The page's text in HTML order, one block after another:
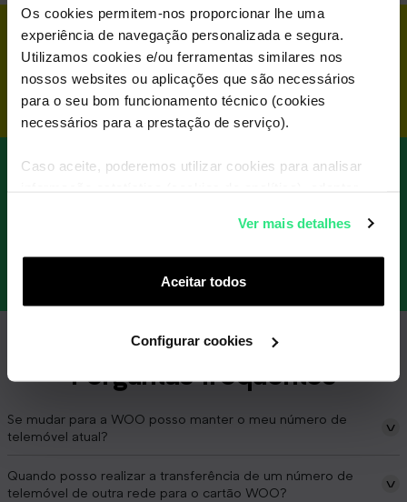
Os cookies permitem-nos proporcionar lhe uma
experiência de navegação personalizada e segura.
Utilizamos cookies e/ou ferramentas similares nos
nossos websites ou aplicações que são necessários
para o seu bom funcionamento técnico (cookies
necessários para a prestação de serviço).
Caso aceite, poderemos utilizar cookies para analisar
funcionalidades (cookies de personalização e
funcionalidade) e adaptar anúncios aos seus interesses
(cookies de publicidade personalizada). Pode gerir a
Ver mais detalhes
Aceitar todos
Configurar cookies
Confuso?Vêaquio tutorial mais
detalhado que criámos para ti.
Podes ainda fazer a portabilidade
em papel
Preenche aqui o formulário
Perguntas frequentes
Se mudar para a WOO posso manter o meu número de
telemóvel atual?
Quando posso realizar a transferência de um número de
telemóvel de outra rede para o cartão WOO?